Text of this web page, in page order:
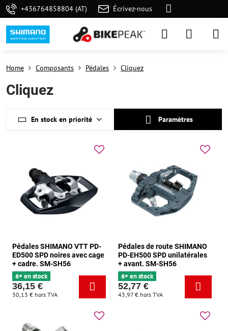
+436764858804 (AT) Écrivez-nous
Home Composants Pédales Cliquez
Cliquez
En stock en priorité Paramètres
Pédales SHIMANO VTT PD-
ED500 SPD noires avec cage
+ cadre. SM-SH56
6+ en stock
36,15 €
30,13 € hors TVA
Pédales de route SHIMANO
PD-EH500 SPD unilatérales
+ avant. SM-SH56
6+ en stock
52,77 €
43,97 € hors TVA